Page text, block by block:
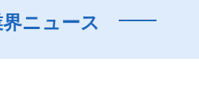
ニュース